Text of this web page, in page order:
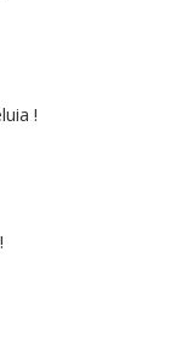
!